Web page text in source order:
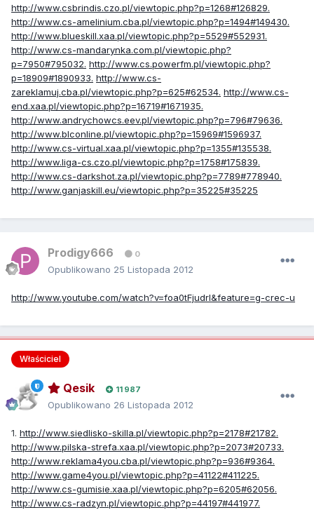
http://www.csbrindis.czo.pl/viewtopic.php?p=1268#126829.
http://www.cs-amelinium.cba.pl/viewtopic.php?p=1494#149430.
http://www.blueskill.xaa.pl/viewtopic.php?p=5529#552931.
http://www.cs-mandarynka.com.pl/viewtopic.php?
p=7950#795032. http://www.cs.powerfm.pl/viewtopic.php?
p=18909#1890933. http://www.cs-
zareklamuj.cba.pl/viewtopic.php?p=625#62534. http://www.cs-
end.xaa.pl/viewtopic.php?p=16719#1671935.
http://www.andrychowcs.eev.pl/viewtopic.php?p=796#79636.
http://www.blconline.pl/viewtopic.php?p=15969#1596937.
http://www.cs-virtual.xaa.pl/viewtopic.php?p=1355#135538.
http://www.liga-cs.czo.pl/viewtopic.php?p=1758#175839.
http://www.cs-darkshot.za.pl/viewtopic.php?p=7789#778940.
http://www.ganjaskill.eu/viewtopic.php?p=35225#35225
Prodigy666 0
Opublikowano 25 Listopada 2012
http://www.youtube.com/watch?v=foa0tFjudrI&feature=g-crec-u
Właściciel
Qesik 11 987
Opublikowano 26 Listopada 2012
1. http://www.siedlisko-skilla.pl/viewtopic.php?p=2178#21782.
http://www.pilska-strefa.xaa.pl/viewtopic.php?p=2073#20733.
http://www.reklama4you.cba.pl/viewtopic.php?p=936#9364.
http://www.game4you.pl/viewtopic.php?p=41122#411225.
http://www.cs-gumisie.xaa.pl/viewtopic.php?p=6205#62056.
http://www.cs-radzyn.pl/viewtopic.php?p=44197#441977.